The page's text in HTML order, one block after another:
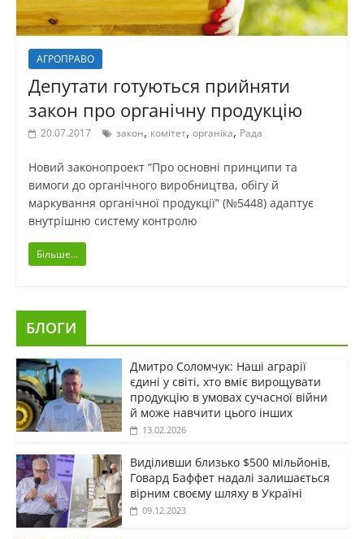
АГРОПРАВО
Депутати готуються прийняти
закон про органічну продукцію
20.07.2017 закон, комітет, органіка, Рада
Новий законопроект “Про основні принципи та
вимоги до органічного виробництва, обігу й
маркування органічної продукції” (№5448) адаптує
внутрішню систему контролю
Більше...
БЛОГИ
Дмитро Соломчук: Наші аграрії
єдині у світі, хто вміє вирощувати
продукцію в умовах сучасної війни
й може навчити цього інших
13.02.2026
Виділивши близько $500 мільйонів,
Говард Баффет надалі залишається
вірним своєму шляху в Україні
09.12.2023